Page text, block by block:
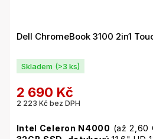
Dell ChromeBook 3100 2in1
Skladem (>3 ks)
2 223 Kč bez DPH
2 690 Kč
Intel Celeron N4000 (až 2,60